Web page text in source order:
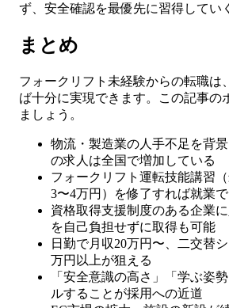
ず、安全確認を最優先に習得してい
まとめ
フォークリフト未経験からの転職は
ば十分に実現できます。この記事の
ましょう。
物流・製造業の人手不足を背
の求人は全国で増加している
フォークリフト運転技能講習
3〜4万円）を修了すれば就業
資格取得支援制度のある企業
を自己負担せずに取得も可能
日勤で月収20万円〜、二交替
万円以上が狙える
「安全意識の高さ」「学ぶ姿
ルすることが採用への近道